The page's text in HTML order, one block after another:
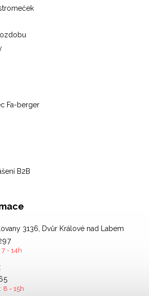
Fa-berger
B2B
3136, Dvůr Králové nad Labem
- 14h
8 - 15h